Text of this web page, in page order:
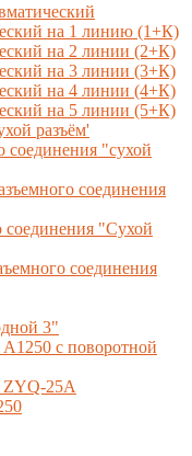
на 1 линию (1+К)
на 2 линии (2+К)
на 3 линии (3+К)
на 4 линии (4+К)
на 5 линии (5+К)
разъём'
соединения "сухой
соединения
соединения "Сухой
соединения
3"
с поворотной
ZYQ-25A